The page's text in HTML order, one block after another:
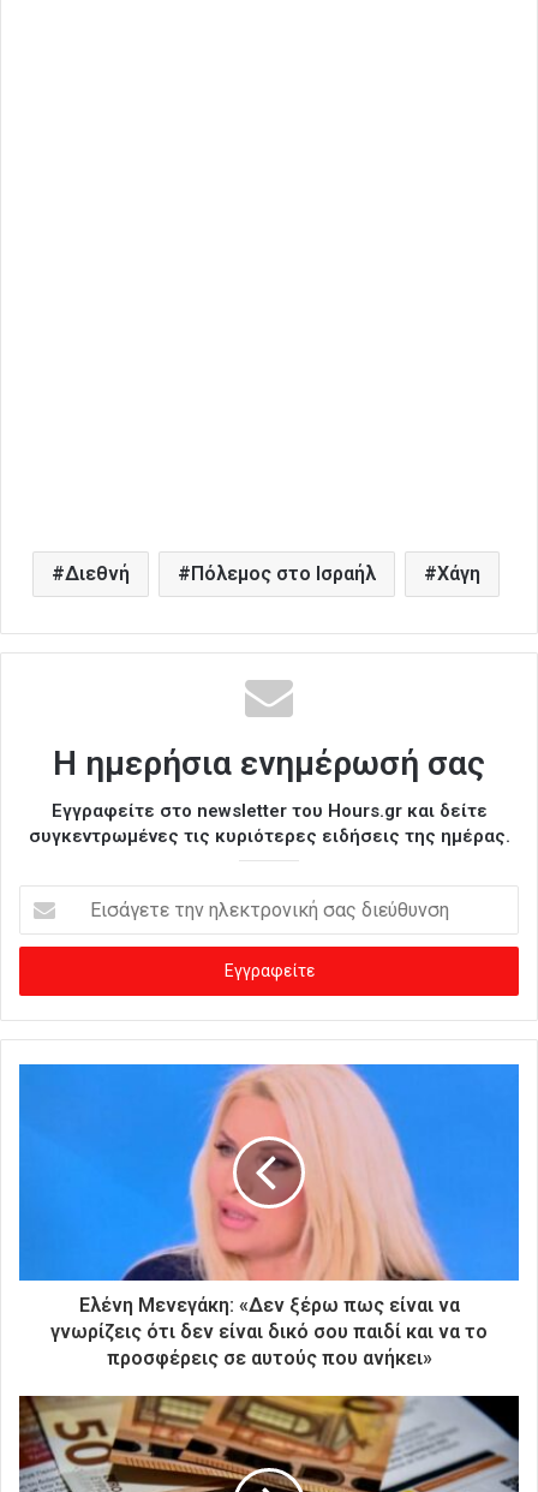
Διεθνή Πόλεμος στο Ισραήλ Χάγη
Η ημερήσια ενημέρωσή σας
Εγγραφείτε στο newsletter του Hours.gr και δείτε
συγκεντρωμένες τις κυριότερες ειδήσεις της ημέρας.
σ
γ
ε
κ
ή
σ
α
Ελένη Μενεγάκη: «Δεν ξέρω πως είναι να
γνωρίζεις ότι δεν είναι δικό σου παιδί και να το
προσφέρεις σε αυτούς που ανήκει»